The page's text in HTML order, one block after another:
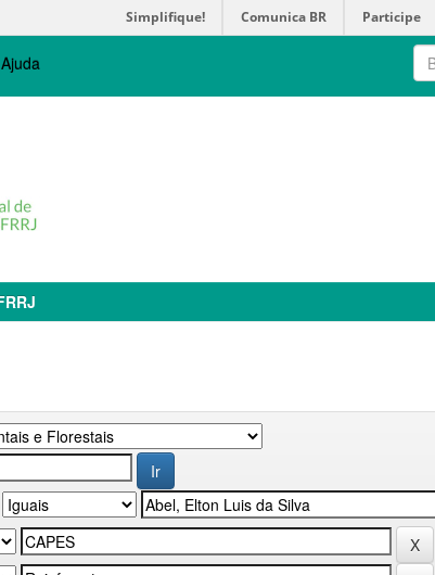
Simplifique! Comunica BR Participe
Ajuda